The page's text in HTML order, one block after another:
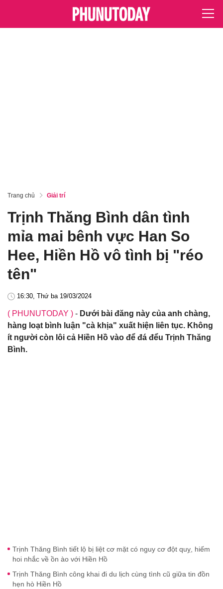
Trang chủ Giải trí
Trịnh Thăng Bình dân tình
mỉa mai bênh vực Han So
Hee, Hiền Hồ vô tình bị "réo
tên"
16:30, Thứ ba 19/03/2024
( PHUNUTODAY ) - Dưới bài đăng này của anh chàng,
hàng loạt bình luận "cà khịa" xuất hiện liên tục. Không
ít người còn lôi cả Hiền Hồ vào để đá đểu Trịnh Thăng
Bình.
Trịnh Thăng Bình tiết lộ bị liệt cơ mặt có nguy cơ đột quỵ, hiếm
hoi nhắc về ồn ào với Hiền Hồ
Trịnh Thăng Bình công khai đi du lịch cùng tình cũ giữa tin đồn
hẹn hò Hiền Hồ